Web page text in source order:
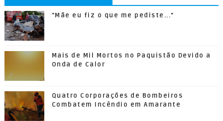
"Mãe eu fiz o que me pediste..."
Mais de Mil Mortos no Paquistão Devido a
Onda de Calor
Quatro Corporações de Bombeiros
Combatem Incêndio em Amarante